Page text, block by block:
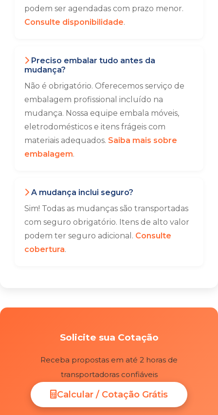
podem ser agendadas com prazo menor.
Consulte disponibilidade.
Preciso embalar tudo antes da
mudança?
Não é obrigatório. Oferecemos serviço de
embalagem profissional incluído na
mudança. Nossa equipe embala móveis,
eletrodomésticos e itens frágeis com
materiais adequados. Saiba mais sobre
embalagem.
A mudança inclui seguro?
Sim! Todas as mudanças são transportadas
com seguro obrigatório. Itens de alto valor
podem ter seguro adicional. Consulte
cobertura.
Solicite sua Cotação
Receba propostas em até 2 horas de
transportadoras confiáveis
Calcular / Cotação Grátis